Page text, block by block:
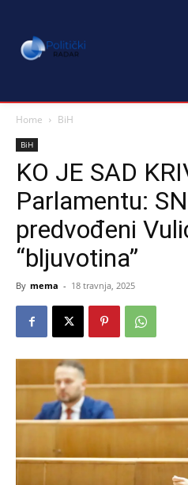
Home BiH
BiH
KO JE SAD
Parlamentu:
predvođeni
“bljuvotina”
By mema - 18 travnja, 2025